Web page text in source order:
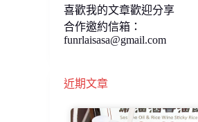
喜歡我的文章歡迎分享
合作邀約信箱：
funrlaisasa@gmail.com
近期文章